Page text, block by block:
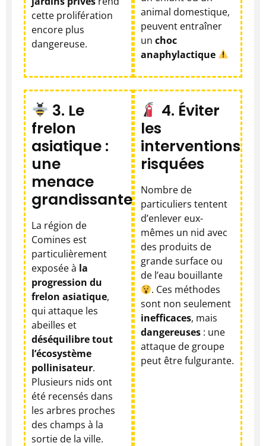
cette prolifération
encore plus
dangereuse.
animal domestique,
peuvent entraîner
un choc
anaphylactique
3. Le
frelon
asiatique :
une
menace
grandissante
La région de
Comines est
particulièrement
exposée à la
progression du
frelon asiatique,
qui attaque les
abeilles et
déséquilibre tout
l’écosystème
pollinisateur.
Plusieurs nids ont
été recensés dans
les arbres proches
des champs à la
sortie de la ville.
4. Éviter
les
interventions
risquées
Nombre de
particuliers tentent
d’enlever eux-
mêmes un nid avec
des produits de
grande surface ou
de l’eau bouillante
. Ces méthodes
sont non seulement
inefficaces, mais
dangereuses : une
attaque de groupe
peut être fulgurante.